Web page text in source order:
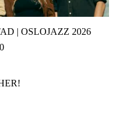
| OSLOJAZZ 2026